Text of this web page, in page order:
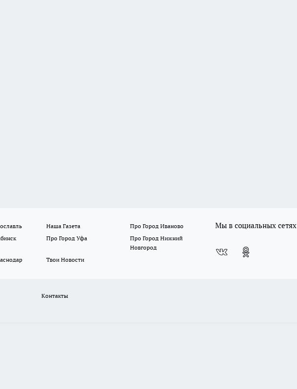
Наша Газета
Про Город Иваново
Про Город Уфа
Про Город Нижний
Новгород
Твои Новости
Мы в социальных сетях
Контакты